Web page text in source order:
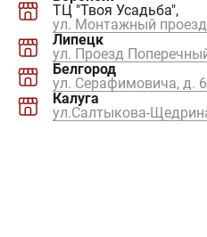
ТЦ "Твоя Усадьба",
ул. Монтажный
Липецк
ул. Проезд
Белгород
ул. Серафимовича, д.
Калуга
ул.Салтыкова-